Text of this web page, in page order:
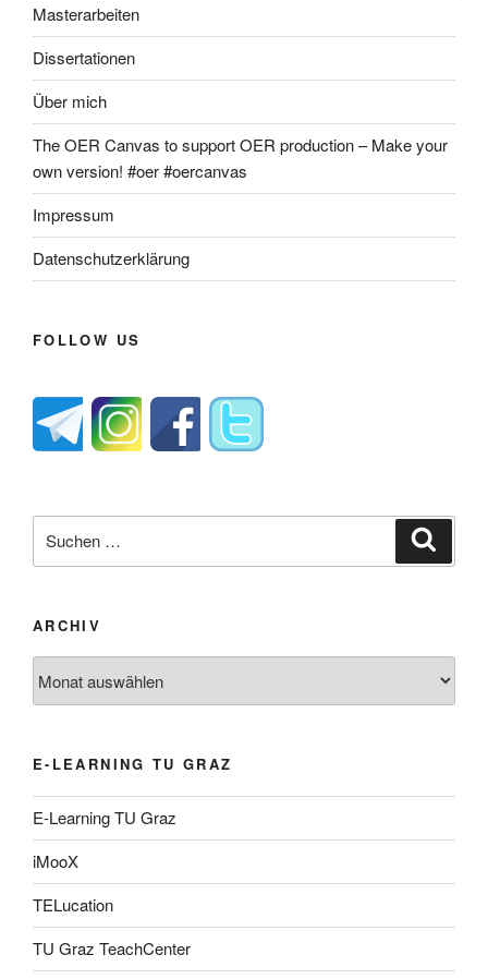
Masterarbeiten
Dissertationen
Über mich
The OER Canvas to support OER production – Make your
own version! #oer #oercanvas
Impressum
Datenschutzerklärung
FOLLOW US
nach:
ARCHIV
E-LEARNING TU GRAZ
E-Learning TU Graz
iMooX
TELucation
TU Graz TeachCenter